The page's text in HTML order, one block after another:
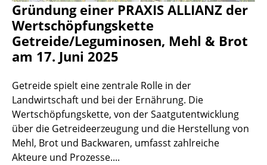
Gründung einer PRAXIS ALLIANZ der
Wertschöpfungskette
Getreide/Leguminosen, Mehl & Brot
am 17. Juni 2025
Getreide spielt eine zentrale Rolle in der
Landwirtschaft und bei der Ernährung. Die
Wertschöpfungskette, von der Saatgutentwicklung
über die Getreideerzeugung und die Herstellung von
Mehl, Brot und Backwaren, umfasst zahlreiche
Akteure und Prozesse....